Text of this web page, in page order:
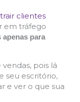
clientes
em tráfego
para
pois lá
seu escritório,
e ver o que sua